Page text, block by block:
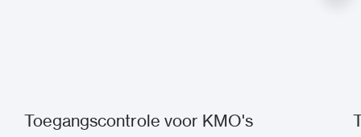
Toegangscontrole voor KMO's